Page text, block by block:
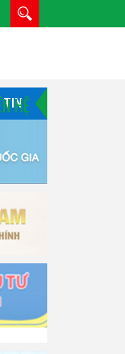
HỆ
TIN